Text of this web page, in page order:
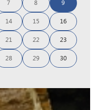
7 8 9
14 15 16
21 22 23
28 29 30